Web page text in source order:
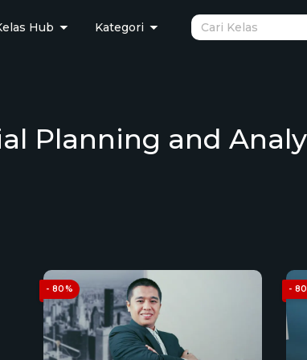
Hub Kategori
Planning and
- 80% -